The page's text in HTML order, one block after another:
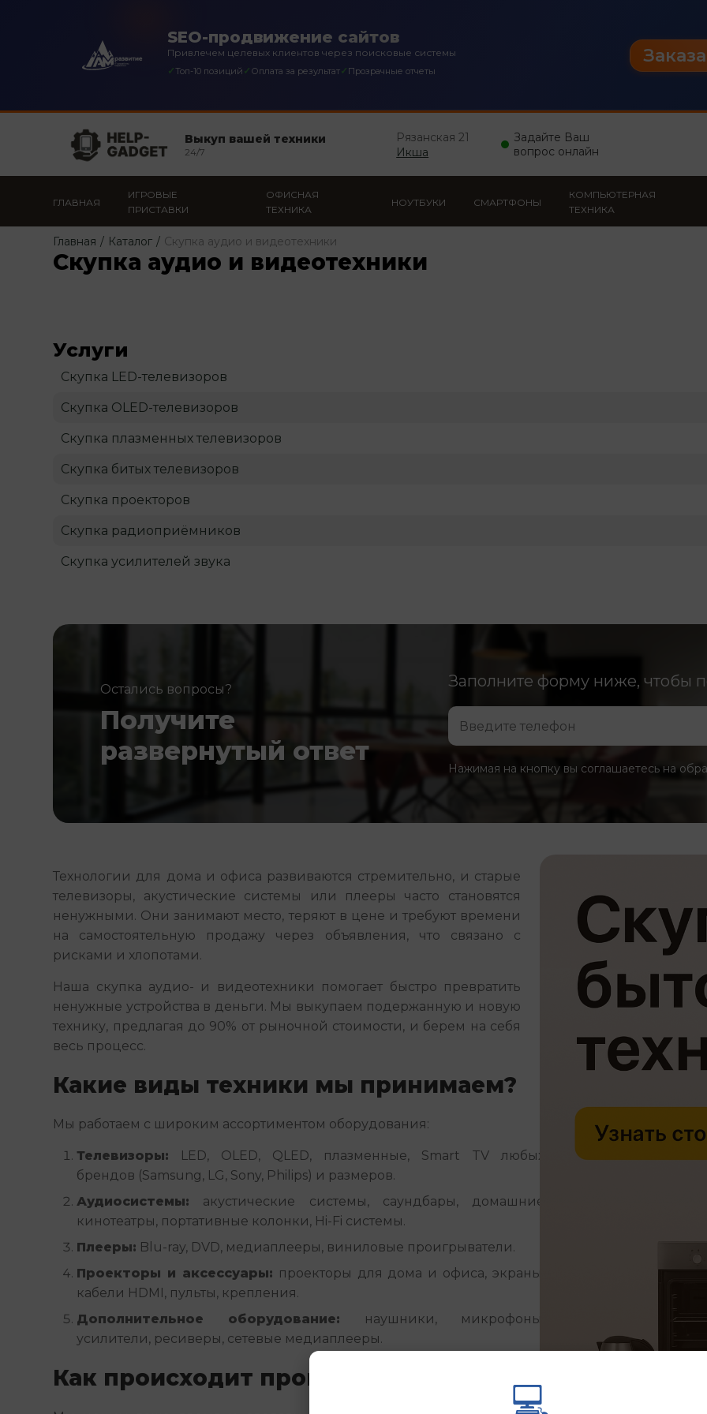
SEO-продвижение сайтов
Привлечем целевых клиентов через поисковые системы
✓Топ-10 позиций ✓ Оплата за результат✓ Прозрачные отчеты
Выкуп вашей техники
24/7
Рязанская 21
Икша
Задайте Ваш
вопрос онлайн
ГЛАВНАЯ
ИГРОВЫЕ
ПРИСТАВКИ
ОФИСНАЯ
ТЕХНИКА
НОУТБУКИ СМАРТФОНЫ
КОМПЬЮТЕРНАЯ
ТЕХНИКА
Главная / Каталог / Скупка аудио и видеотехники
Скупка аудио и видеотехники
Услуги
Скупка LED-телевизоров
Скупка OLED-телевизоров
Скупка плазменных телевизоров
Скупка битых телевизоров
Скупка проекторов
Скупка радиоприёмников
Скупка усилителей звука
Остались вопросы?
Получите
развернутый ответ
Заполните форму ниже, чтобы
Нажимая на кнопку вы соглашаетесь на
Технологии для дома и офиса развиваются стремительно, и старые
телевизоры, акустические системы или плееры часто становятся
ненужными. Они занимают место, теряют в цене и требуют времени
на самостоятельную продажу через объявления, что связано с
рисками и хлопотами.
Наша скупка аудио- и видеотехники помогает быстро превратить
ненужные устройства в деньги. Мы выкупаем подержанную и новую
технику, предлагая до 90% от рыночной стоимости, и берем на себя
весь процесс.
Какие виды техники мы принимаем?
Мы работаем с широким ассортиментом оборудования:
Телевизоры: LED, OLED, QLED, плазменные, Smart TV любых
брендов (Samsung, LG, Sony, Philips) и размеров.
Аудиосистемы: акустические системы, саундбары, домашние
кинотеатры, портативные колонки, Hi-Fi системы.
Плееры: Blu-ray, DVD, медиаплееры, виниловые проигрыватели.
Проекторы и аксессуары: проекторы для дома и офиса, экраны,
кабели HDMI, пульты, крепления.
Дополнительное оборудование: наушники, микрофоны,
усилители, ресиверы, сетевые медиаплееры.
Как происходит процесс скупки?
💻